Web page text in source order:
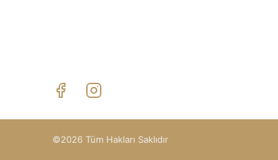
©2026 Tüm Hakları Saklıdır